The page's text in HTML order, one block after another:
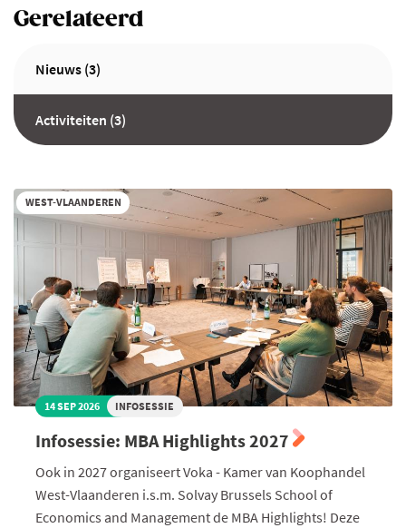
Gerelateerd
Nieuws (3)
Activiteiten (3)
WEST-VLAANDEREN
14 SEP 2026 INFOSESSIE
Infosessie: MBA Highlights 2027
Ook in 2027 organiseert Voka - Kamer van Koophandel
West-Vlaanderen i.s.m. Solvay Brussels School of
Economics and Management de MBA Highlights! Deze